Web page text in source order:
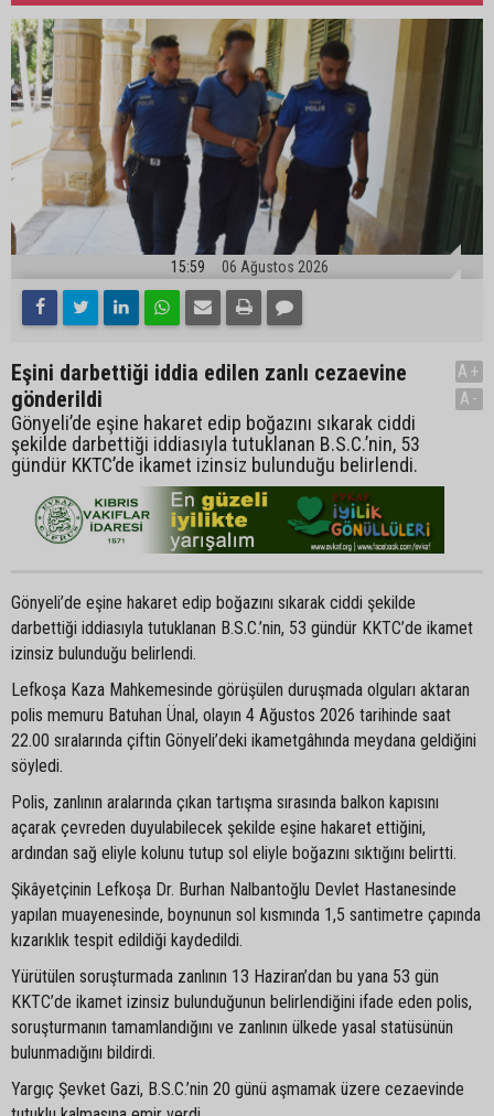
15:59 06 Ağustos 2026
Eşini darbettiği iddia edilen zanlı cezaevine
gönderildi
Gönyeli’de eşine hakaret edip boğazını sıkarak ciddi
şekilde darbettiği iddiasıyla tutuklanan B.S.C.’nin, 53
gündür KKTC’de ikamet izinsiz bulunduğu belirlendi.
A+
A-
Gönyeli’de eşine hakaret edip boğazını sıkarak ciddi şekilde
darbettiği iddiasıyla tutuklanan B.S.C.’nin, 53 gündür KKTC’de ikamet
izinsiz bulunduğu belirlendi.
Lefkoşa Kaza Mahkemesinde görüşülen duruşmada olguları aktaran
polis memuru Batuhan Ünal, olayın 4 Ağustos 2026 tarihinde saat
22.00 sıralarında çiftin Gönyeli’deki ikametgâhında meydana geldiğini
söyledi.
Polis, zanlının aralarında çıkan tartışma sırasında balkon kapısını
açarak çevreden duyulabilecek şekilde eşine hakaret ettiğini,
ardından sağ eliyle kolunu tutup sol eliyle boğazını sıktığını belirtti.
Şikâyetçinin Lefkoşa Dr. Burhan Nalbantoğlu Devlet Hastanesinde
yapılan muayenesinde, boynunun sol kısmında 1,5 santimetre çapında
kızarıklık tespit edildiği kaydedildi.
Yürütülen soruşturmada zanlının 13 Haziran’dan bu yana 53 gün
KKTC’de ikamet izinsiz bulunduğunun belirlendiğini ifade eden polis,
soruşturmanın tamamlandığını ve zanlının ülkede yasal statüsünün
bulunmadığını bildirdi.
Yargıç Şevket Gazi, B.S.C.’nin 20 günü aşmamak üzere cezaevinde